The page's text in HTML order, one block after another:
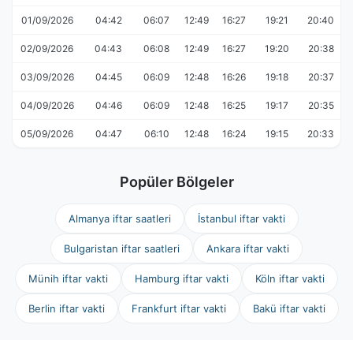
01/09/2026 04:42 06:07 12:49 16:27 19:21 20:40
02/09/2026 04:43 06:08 12:49 16:27 19:20 20:38
03/09/2026 04:45 06:09 12:48 16:26 19:18 20:37
04/09/2026 04:46 06:09 12:48 16:25 19:17 20:35
05/09/2026 04:47 06:10 12:48 16:24 19:15 20:33
Popüler Bölgeler
Almanya iftar saatleri İstanbul iftar vakti
Bulgaristan iftar saatleri Ankara iftar vakti
Münih iftar vakti Hamburg iftar vakti Köln iftar vakti
Berlin iftar vakti Frankfurt iftar vakti Bakü iftar vakti